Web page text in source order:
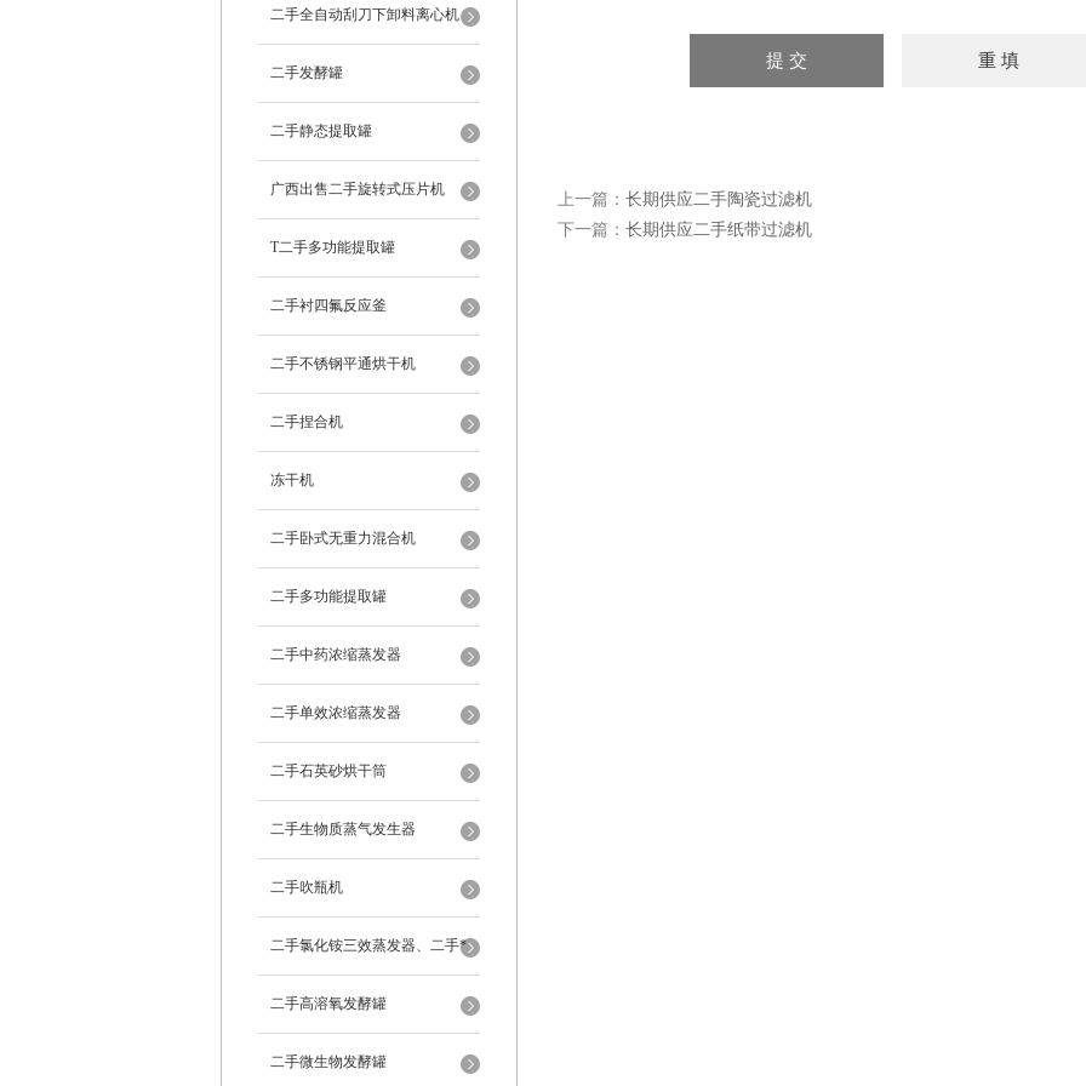
二手全自动刮刀下卸料离心机
二手发酵罐
二手静态提取罐
广西出售二手旋转式压片机
T二手多功能提取罐
二手衬四氟反应釜
二手不锈钢平通烘干机
二手捏合机
冻干机
二手卧式无重力混合机
二手多功能提取罐
二手中药浓缩蒸发器
二手单效浓缩蒸发器
二手石英砂烘干筒
二手生物质蒸气发生器
二手吹瓶机
二手氯化铵三效蒸发器、二手*
蒸发器
二手高溶氧发酵罐
二手微生物发酵罐
上一篇： 长期供应二手陶瓷过滤机
下一篇： 长期供应二手纸带过滤机